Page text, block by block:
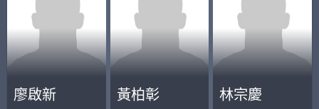
廖啟新 黃柏彰 林宗慶